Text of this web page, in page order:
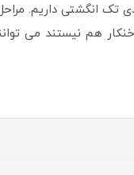
تک انگشتی داریم.
هم نیستند می